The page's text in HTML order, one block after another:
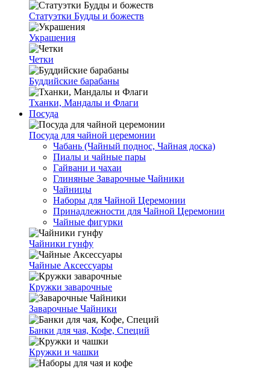
Статуэтки Будды и божеств
Украшения
Четки
Буддийские барабаны
Тханки, Мандалы и Флаги
Посуда
Посуда для чайной церемонии
Чабань (Чайный поднос, Чайная доска)
Пиалы и чайные пары
Гайвани и чахаи
Глиняные Заварочные Чайники
Чайницы
Наборы для Чайной Церемонии
Принадлежности для Чайной Церемонии
Чайные фигурки
Чайники гунфу
Чайные Аксессуары
Кружки заварочные
Заварочные Чайники
Банки для чая, Кофе, Специй
Кружки и чашки